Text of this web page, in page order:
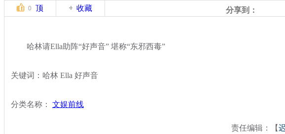
0 顶 收藏 分享到：
哈林请Ella助阵“好声音” 堪称“东邪西毒”
关键词：哈林 Ella 好声音
分类名称： 文娱前线
责任编辑：【